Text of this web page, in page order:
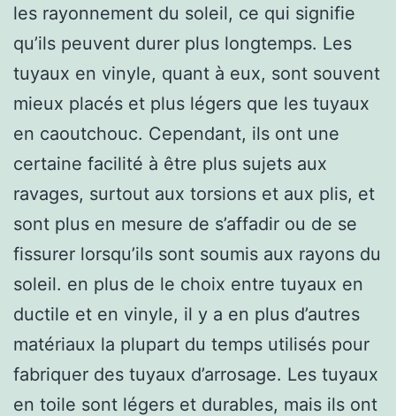
les rayonnement du soleil, ce qui signifie
qu’ils peuvent durer plus longtemps. Les
tuyaux en vinyle, quant à eux, sont souvent
mieux placés et plus légers que les tuyaux
en caoutchouc. Cependant, ils ont une
certaine facilité à être plus sujets aux
ravages, surtout aux torsions et aux plis, et
sont plus en mesure de s’affadir ou de se
fissurer lorsqu’ils sont soumis aux rayons du
soleil. en plus de le choix entre tuyaux en
ductile et en vinyle, il y a en plus d’autres
matériaux la plupart du temps utilisés pour
fabriquer des tuyaux d’arrosage. Les tuyaux
en toile sont légers et durables, mais ils ont